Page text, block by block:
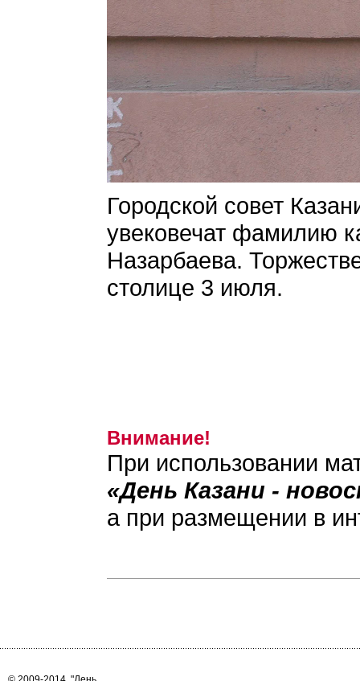
Городской совет
увековечат фамилию
Назарбаева.
столице 3 июля.
Внимание!
При использовании
«День Казани -
а при размещении в